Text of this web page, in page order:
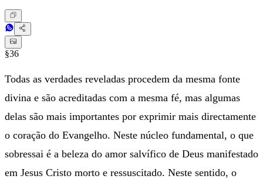
§36
Todas as verdades reveladas procedem da mesma fonte
divina e são acreditadas com a mesma fé, mas algumas
delas são mais importantes por exprimir mais directamente
o coração do Evangelho. Neste núcleo fundamental, o que
sobressai é a beleza do amor salvífico de Deus manifestado
em Jesus Cristo morto e ressuscitado. Neste sentido, o